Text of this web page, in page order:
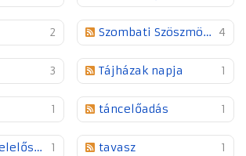
2 Szombati Szöszmötölő 4
3 Tájházak napja 1
1 táncelőadás 1
társadalmi felelősségvállalás 1 tavasz 1